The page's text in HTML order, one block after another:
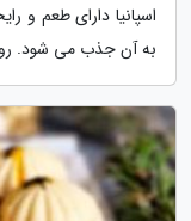
اسپانیا دارای طعم و
به آن جذب می شود.